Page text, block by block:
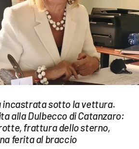
incastrata sotto la vettura.
alla Dulbecco di Catanzaro:
frattura dello sterno,
ferita al braccio